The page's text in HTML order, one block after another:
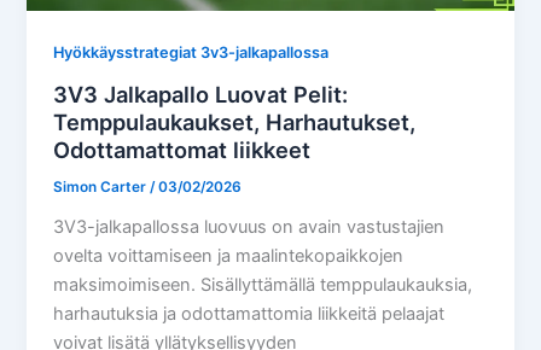
Hyökkäysstrategiat 3v3-jalkapallossa
3V3 Jalkapallo Luovat Pelit:
Temppulaukaukset, Harhautukset,
Odottamattomat liikkeet
Simon Carter /03/02/2026
3V3-jalkapallossa luovuus on avain vastustajien
ovelta voittamiseen ja maalintekopaikkojen
maksimoimiseen. Sisällyttämällä temppulaukauksia,
harhautuksia ja odottamattomia liikkeitä pelaajat
voivat lisätä yllätyksellisyyden